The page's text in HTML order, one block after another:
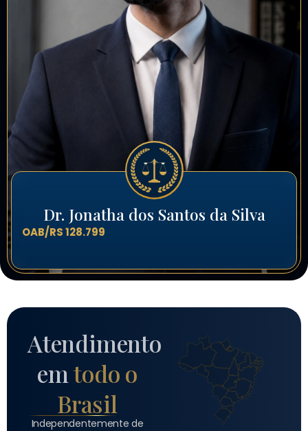
Dr. Jonatha dos Santos da Silva
OAB/RS 128.799
Atendimento
emtodo o
Brasil
Independentemente de